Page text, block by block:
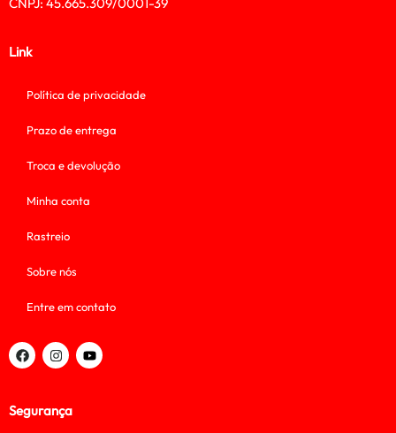
Link
Política de privacidade
Prazo de entrega
Troca e devolução
Minha conta
Rastreio
Sobre nós
Entre em contato
Segurança